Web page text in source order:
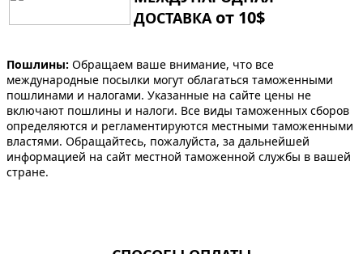
ДОСТАВКА от 10$
Пошлины: Обращаем ваше внимание, что все
международные посылки могут облагаться таможенными
пошлинами и налогами. Указанные на сайте цены не
включают пошлины и налоги. Все виды таможенных сборов
определяются и регламентируются местными таможенными
властями. Обращайтесь, пожалуйста, за дальнейшей
информацией на сайт местной таможенной службы в вашей
стране.